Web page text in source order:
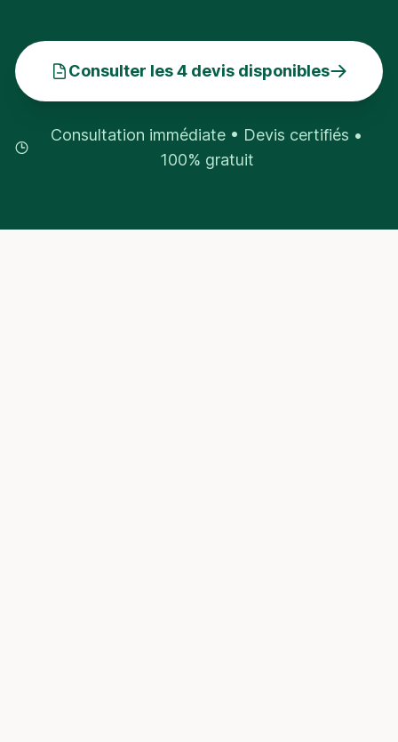
Consulter les 4 devis disponibles
Consultation immédiate • Devis certifiés •
100% gratuit